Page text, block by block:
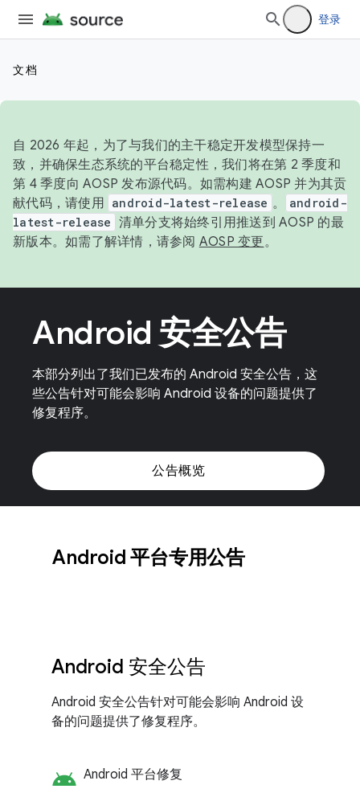
登录
文档
自 2026 年起，为了与我们的主干稳定开发模型保持一
致，并确保生态系统的平台稳定性，我们将在第 2 季度和
第 4 季度向 AOSP 发布源代码。如需构建 AOSP 并为其贡
献代码，请使用 android-latest-release 。
android-
latest-release 清单分支将始终引用推送到 AOSP 的最
新版本。如需了解详情，请参阅 AOSP 变更。
Android 安全公告
本部分列出了我们已发布的 Android 安全公告，这
些公告针对可能会影响 Android 设备的问题提供了
修复程序。
公告概览
Android 平台专用公告
Android 安全公告
Android 安全公告针对可能会影响 Android 设
备的问题提供了修复程序。
android Android 平台修复